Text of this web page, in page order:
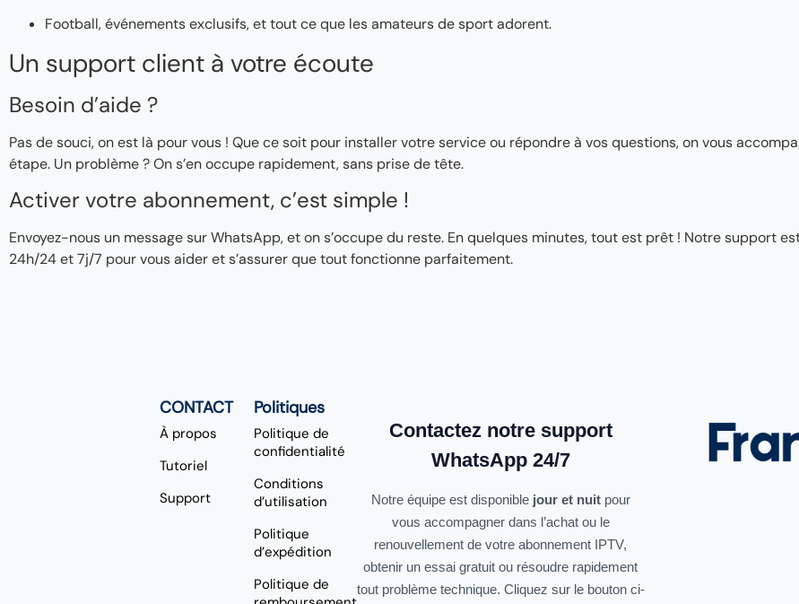
Football, événements exclusifs, et tout ce que les amateurs de sport adorent.
Un support client à votre écoute
Besoin d’aide ?
Pas de souci, on est là pour vous ! Que ce soit pour installer votre service ou répondre à vos questions, on vous
étape. Un problème ? On s’en occupe rapidement, sans prise de tête.
Activer votre abonnement, c’est simple !
Envoyez-nous un message sur WhatsApp, et on s’occupe du reste. En quelques minutes, tout est prêt ! Notre support
24h/24 et 7j/7 pour vous aider et s’assurer que tout fonctionne parfaitement.
CONTACT
À propos
Tutoriel
Support
Politiques
Politique de
confidentialité
Conditions
d’utilisation
Politique
d’expédition
Politique de
Contactez notre support
WhatsApp 24/7
Notre équipe est disponible jour et nuitpour
vous accompagner dans l’achat ou le
renouvellement de votre abonnement IPTV,
obtenir un essai gratuit ou résoudre rapidement
tout problème technique. Cliquez sur le bouton ci-